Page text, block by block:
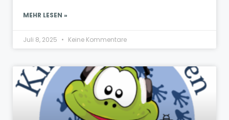
MEHR LESEN »
Juli 8, 2025 Keine Kommentare